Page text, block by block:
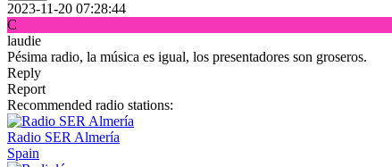
2023-11-20 07:28:44
C
laudie
Pésima radio, la música es igual, los presentadores son groseros.
Reply
Report
Recommended radio stations:
Radio SER Almería
Spain